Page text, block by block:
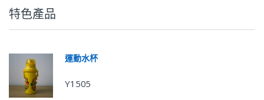
特色產品
運動水杯
Y1505